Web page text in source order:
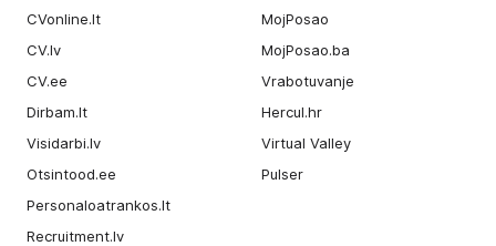
CVonline.lt
CV.lv
CV.ee
Dirbam.It
Visidarbi.lv
Otsintood.ee
Personaloatrankos.lt
Recruitment.lv
MojPosao
MojPosao.ba
Vrabotuvanje
Hercul.hr
Virtual Valley
Pulser